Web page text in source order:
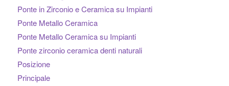
Ponte in Zirconio e Ceramica su Impianti
Ponte Metallo Ceramica
Ponte Metallo Ceramica su Impianti
Ponte zirconio ceramica denti naturali
Posizione
Principale